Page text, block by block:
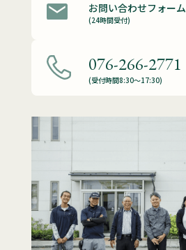
お問い合わせフォーム
(24時間受付)
076-266-2771
(受付時間8:30～17:30)